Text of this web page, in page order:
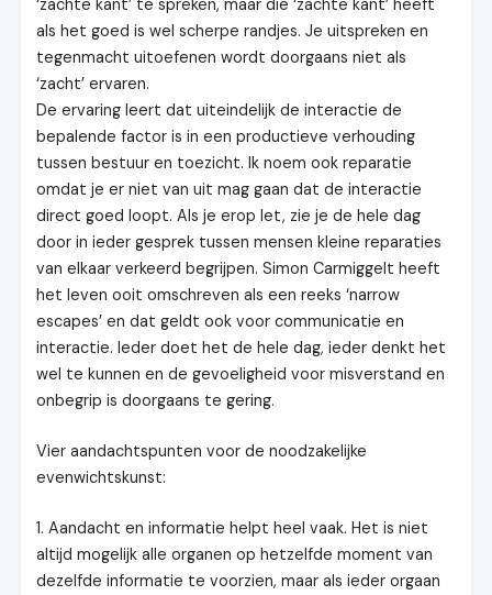
‘zachte kant’ te spreken, maar die ‘zachte kant’ heeft
als het goed is wel scherpe randjes. Je uitspreken en
tegenmacht uitoefenen wordt doorgaans niet als
‘zacht’ ervaren.
De ervaring leert dat uiteindelijk de interactie de
bepalende factor is in een productieve verhouding
tussen bestuur en toezicht. Ik noem ook reparatie
omdat je er niet van uit mag gaan dat de interactie
direct goed loopt. Als je erop let, zie je de hele dag
door in ieder gesprek tussen mensen kleine reparaties
van elkaar verkeerd begrijpen. Simon Carmiggelt heeft
het leven ooit omschreven als een reeks ‘narrow
escapes’ en dat geldt ook voor communicatie en
interactie. Ieder doet het de hele dag, ieder denkt het
wel te kunnen en de gevoeligheid voor misverstand en
onbegrip is doorgaans te gering.
Vier aandachtspunten voor de noodzakelijke
evenwichtskunst:
1. Aandacht en informatie helpt heel vaak. Het is niet
altijd mogelijk alle organen op hetzelfde moment van
dezelfde informatie te voorzien, maar als ieder orgaan